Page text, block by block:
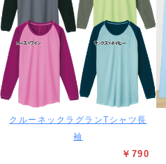
クルーネックラグランTシャツ長
袖
￥790